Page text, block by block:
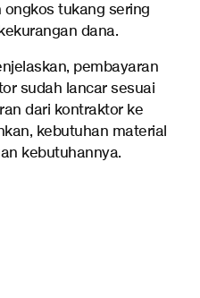
tukang sering
dana.
pembayaran
sudah lancar sesuai
dari kontraktor ke
kebutuhan material
kebutuhannya.